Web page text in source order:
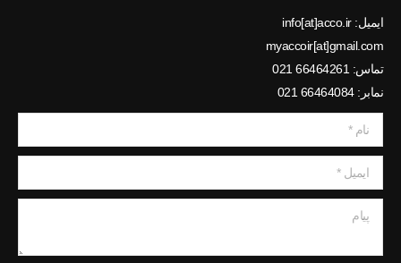
ایمیل: info[at]acco.ir
myaccoir[at]gmail.com
تماس: 66464261 021
نمابر: 66464084 021
نام *
ایمیل *